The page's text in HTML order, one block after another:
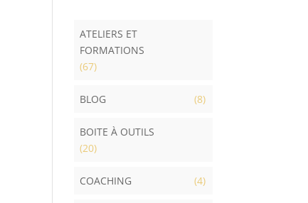
ATELIERS ET
FORMATIONS
(67)
BLOG (8)
BOITE À OUTILS
(20)
COACHING (4)